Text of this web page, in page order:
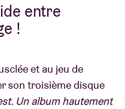
entre
!
et au jeu de
son troisième disque
Un album hautement